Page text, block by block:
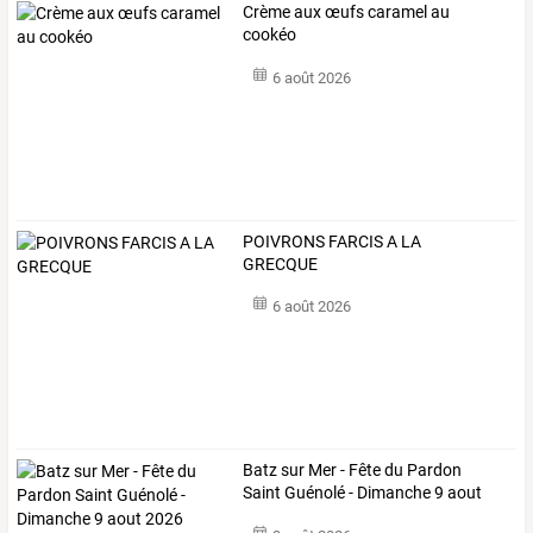
Crème aux œufs caramel au
cookéo
6 août 2026
POIVRONS FARCIS A LA
GRECQUE
6 août 2026
Batz sur Mer - Fête du Pardon
Saint Guénolé - Dimanche 9 aout